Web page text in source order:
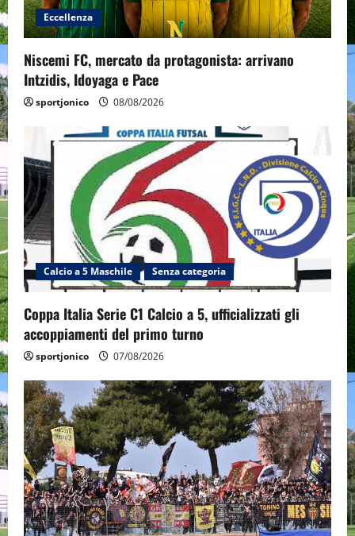
Eccellenza
Niscemi FC, mercato da protagonista: arrivano
Intzidis, Idoyaga e Pace
sportjonico 08/08/2026
Calcio a 5 Maschile Senza categoria
Coppa Italia Serie C1 Calcio a 5, ufficializzati gli
accoppiamenti del primo turno
sportjonico 07/08/2026